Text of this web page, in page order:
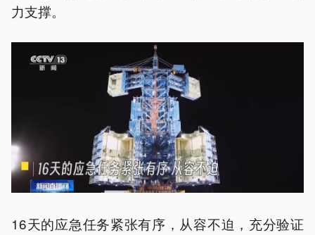
力支撑。
16天的应急任务紧张有序，从容不迫，充分验证